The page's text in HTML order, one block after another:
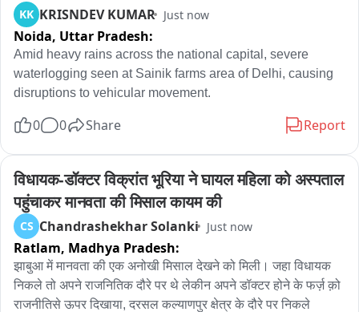
KK KRISNDEV KUMAR Just now
Noida, Uttar Pradesh:
Amid heavy rains across the national capital, severe
waterlogging seen at Sainik farms area of Delhi, causing
disruptions to vehicular movement.
0 0 Share Report
विधायक-डॉक्टर विक्रांत भूरिया ने घायल महिला को अस्पताल
पहुंचाकर मानवता की मिसाल कायम की
CS Chandrashekhar Solanki Just now
Ratlam, Madhya Pradesh:
झाबुआ में मानवता की एक अनोखी मिसाल देखने को मिली। जहा विधायक
निकले तो अपने राजनितिक दौरे पर थे लेकीन अपने डॉक्टर होने के फर्ज़ क़ो
राजनीतिसे ऊपर दिखाया, दरसल कल्याणपुर क्षेत्र के दौरे पर निकले